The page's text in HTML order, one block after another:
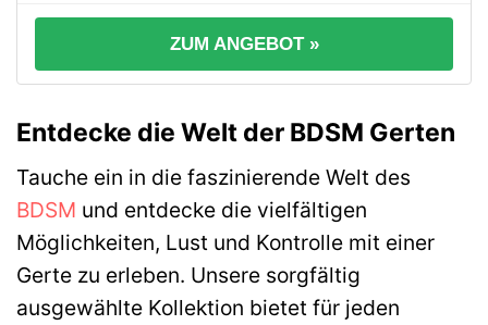
ZUM ANGEBOT »
Entdecke die Welt der BDSM Gerten
Tauche ein in die faszinierende Welt des
BDSM und entdecke die vielfältigen
Möglichkeiten, Lust und Kontrolle mit einer
Gerte zu erleben. Unsere sorgfältig
ausgewählte Kollektion bietet für jeden